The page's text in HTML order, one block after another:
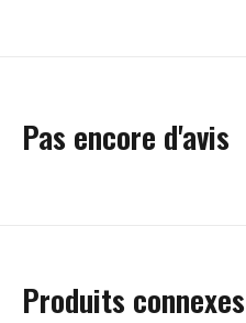
Pas encore d'avis
Produits connexes